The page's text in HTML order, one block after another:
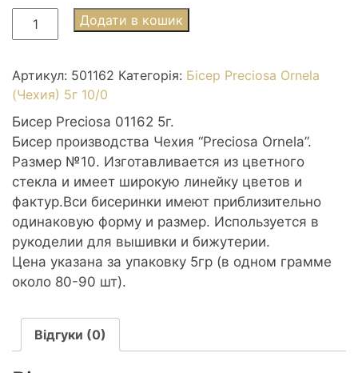
Бисер
Preciosa
5г
зелений
світлий
прозорий
кількість
Додати в кошик
Артикул: 501162 Категорія: Бісер Preciosa Ornela
(Чехия) 5г 10/0
Бисер Preciosa 01162 5г.
Бисер производства Чехия “Preciosa Ornela”.
Размер №10. Изготавливается из цветного
стекла и имеет широкую линейку цветов и
фактур.Вси бисеринки имеют приблизительно
одинаковую форму и размер. Используется в
рукоделии для вышивки и бижутерии.
Цена указана за упаковку 5гр (в одном грамме
около 80-90 шт).
Відгуки (0)